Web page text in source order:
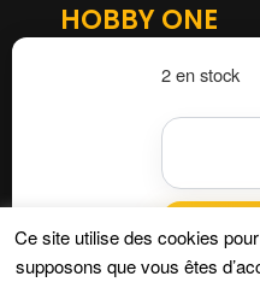
2 en stock
HOBBY ONE
Mail.
Tél. 01 402 11 402
NOUS SUIVRE
Ce site utilise des cookies
supposons que vous êtes